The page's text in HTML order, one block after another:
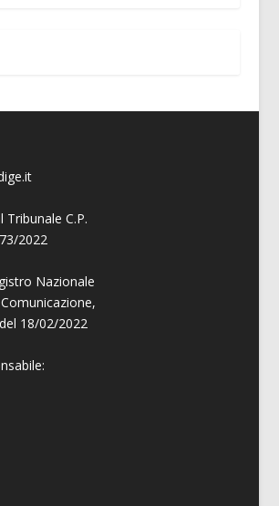
Tribunale C.P.
2022
Nazionale
18/02/2022